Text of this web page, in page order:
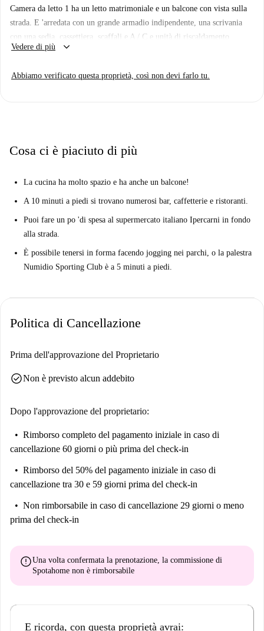
arredata con un tavolo da pranzo a 3 posti. Ha anche una grande porta a
vetri che conduce ad un balcone che si affaccia sulla strada.
La tua nuova casa è vicina all'aeroporto militare F. Baracca. Non sarà
tanto spazio verde. Tax Tower Park è ad ovest e Centocelle Park è a
Camera da letto 1 ha un letto matrimoniale e un balcone con vista sulla
strada. E 'arredata con un grande armadio indipendente, una scrivania
con una sedia, cassettiera, scaffali e A / C e unità di riscaldamento.
Vedere di più
keyboard_arrow_down
Abbiamo verificato questa proprietà, così non devi farlo tu.
Cosa ci è piaciuto di più
La cucina ha molto spazio e ha anche un balcone!
A 10 minuti a piedi si trovano numerosi bar, caffetterie e ristoranti.
Puoi fare un po 'di spesa al supermercato italiano Ipercarni in fondo
alla strada.
È possibile tenersi in forma facendo jogging nei parchi, o la palestra
Numidio Sporting Club è a 5 minuti a piedi.
Politica di Cancellazione
Prima dell'approvazione del Proprietario
check_circleNon è previsto alcun addebito
Dopo l'approvazione del proprietario:
Rimborso completo del pagamento iniziale in caso di
cancellazione 60 giorni o più prima del check-in
Rimborso del 50% del pagamento iniziale in caso di
cancellazione tra 30 e 59 giorni prima del check-in
Non rimborsabile in caso di cancellazione 29 giorni o meno
prima del check-in
errorUna volta confermata la prenotazione, la commissione di
Spotahome non è rimborsabile
E ricorda, con questa proprietà avrai: